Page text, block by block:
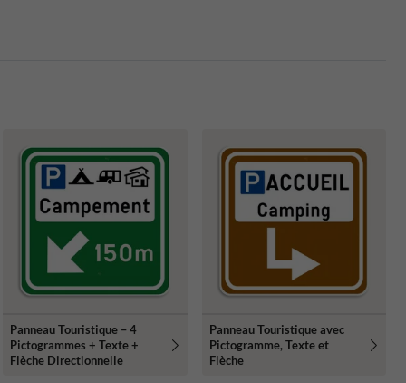
Panneau Touristique – 4
Pictogrammes + Texte +
Flèche Directionnelle
Panneau Touristique avec
Pictogramme, Texte et
Flèche